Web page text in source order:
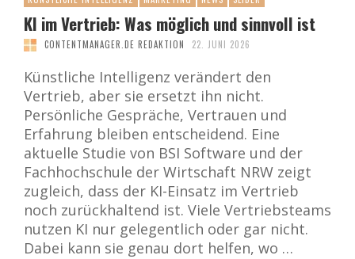
KI im Vertrieb: Was möglich und sinnvoll ist
CONTENTMANAGER.DE REDAKTION 22. JUNI 2026
Künstliche Intelligenz verändert den
Vertrieb, aber sie ersetzt ihn nicht.
Persönliche Gespräche, Vertrauen und
Erfahrung bleiben entscheidend. Eine
aktuelle Studie von BSI Software und der
Fachhochschule der Wirtschaft NRW zeigt
zugleich, dass der KI-Einsatz im Vertrieb
noch zurückhaltend ist. Viele Vertriebsteams
nutzen KI nur gelegentlich oder gar nicht.
Dabei kann sie genau dort helfen, wo …